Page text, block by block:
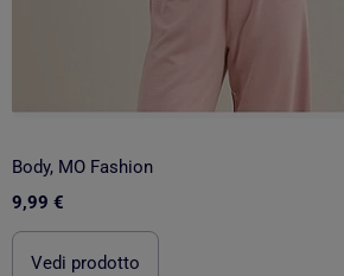
Body, MO Fashion
9,99 €
Vedi prodotto